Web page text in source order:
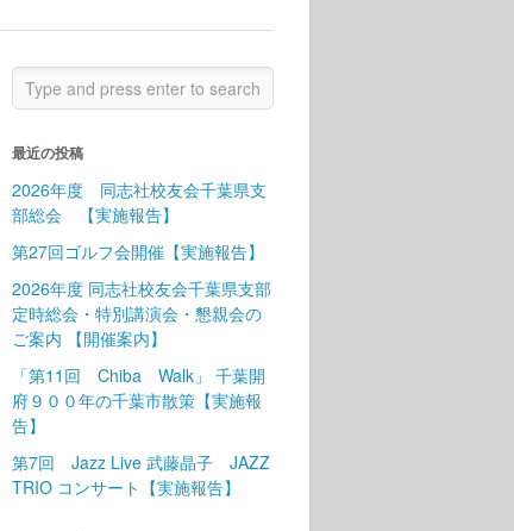
最近の投稿
2026年度 同志社校友会千葉県支
部総会 【実施報告】
第27回ゴルフ会開催【実施報告】
2026年度 同志社校友会千葉県支部
定時総会・特別講演会・懇親会の
ご案内 【開催案内】
「第11回 Chiba Walk」 千葉開
府９００年の千葉市散策【実施報
告】
第7回 Jazz Live 武藤晶子 JAZZ
TRIO コンサート【実施報告】